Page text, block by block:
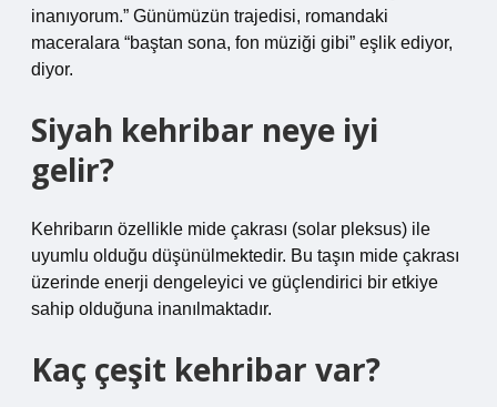
inanıyorum.” Günümüzün trajedisi, romandaki
maceralara “baştan sona, fon müziği gibi” eşlik ediyor,
diyor.
Siyah kehribar neye iyi
gelir?
Kehribarın özellikle mide çakrası (solar pleksus) ile
uyumlu olduğu düşünülmektedir. Bu taşın mide çakrası
üzerinde enerji dengeleyici ve güçlendirici bir etkiye
sahip olduğuna inanılmaktadır.
Kaç çeşit kehribar var?